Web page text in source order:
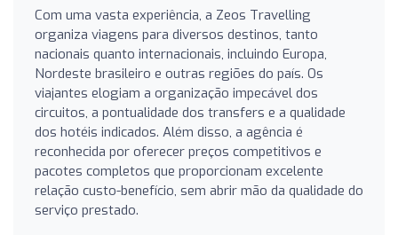
Com uma vasta experiência, a Zeos Travelling
organiza viagens para diversos destinos, tanto
nacionais quanto internacionais, incluindo Europa,
Nordeste brasileiro e outras regiões do país. Os
viajantes elogiam a organização impecável dos
circuitos, a pontualidade dos transfers e a qualidade
dos hotéis indicados. Além disso, a agência é
reconhecida por oferecer preços competitivos e
pacotes completos que proporcionam excelente
relação custo-benefício, sem abrir mão da qualidade do
serviço prestado.